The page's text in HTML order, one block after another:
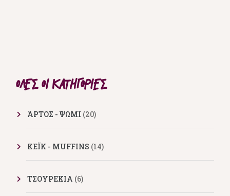
ΌΛΕΣ ΟΙ ΚΑΤΗΓΟΡΊΕΣ
ΆΡΤΟΣ - ΨΩΜΙ (20)
ΚΕΪΚ - MUFFINS (14)
ΤΣΟΥΡΕΚΙΑ (6)